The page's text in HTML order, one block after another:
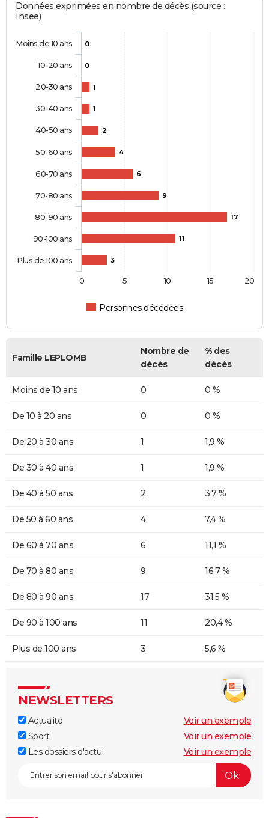
Données exprimées en nombre de décès (source :
Insee)
0
0
1
1
2
4
6
9
17
11
3
Personnes décédées
Moins de 10 ans
10-20 ans
20-30 ans
30-40 ans
40-50 ans
50-60 ans
60-70 ans
70-80 ans
80-90 ans
90-100 ans
Plus de 100 ans
0 5 10 15 20
Famille LEPLOMB
Nombre de
décès
% des
décès
Moins de 10 ans 0 0 %
De 10 à 20 ans 0 0 %
De 20 à 30 ans 1 1,9 %
De 30 à 40 ans 1 1,9 %
De 40 à 50 ans 2 3,7 %
De 50 à 60 ans 4 7,4 %
De 60 à 70 ans 6 11,1 %
De 70 à 80 ans 9 16,7 %
De 80 à 90 ans 17 31,5 %
De 90 à 100 ans 11 20,4 %
Plus de 100 ans 3 5,6 %
NEWSLETTERS
Actualité
Voir un exemple
Sport
Voir un exemple
Les dossiers d'actu
Voir un exemple